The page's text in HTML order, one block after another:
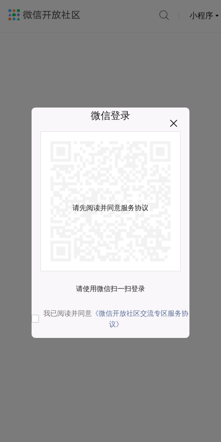
小程序
微信登录
请先阅读并同意服务协议
请使用微信扫一扫登录
我已阅读并同意 《微信开放社区交流专区服务协
议》